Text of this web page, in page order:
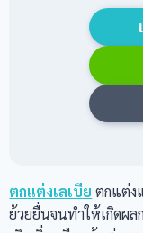
ตกแต่งเลเบีย ตกแต่ง
ย้วยยื่นจนทำให้เกิดผ